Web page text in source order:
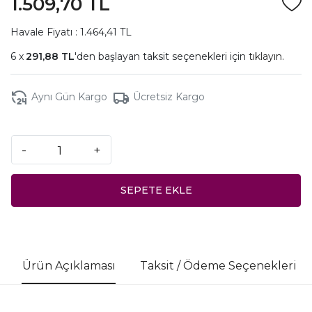
Havale Fiyatı : 1.464,41 TL
291,88 TL'den başlayan taksit seçenekleri için tıklayın.
Aynı Gün Kargo Ücretsiz Kargo
- +
SEPETE EKLE
Ürün Açıklaması Taksit / Ödeme Seçenekleri